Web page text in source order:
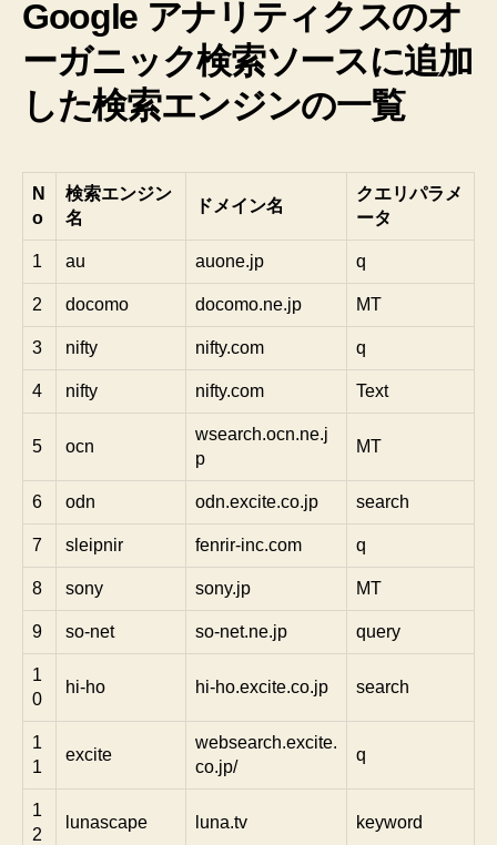
Google アナリティクスのオ
ーガニック検索ソースに追加
した検索エンジンの一覧
N
o
検索エンジン
名
ドメイン名
クエリパラメ
ータ
1 au auone.jp q
2 docomo docomo.ne.jp MT
3 nifty nifty.com q
4 nifty nifty.com Text
5 ocn
wsearch.ocn.ne.j
p
MT
6 odn odn.excite.co.jp search
7 sleipnir fenrir-inc.com q
8 sony sony.jp MT
9 so-net so-net.ne.jp query
1
0
hi-ho hi-ho.excite.co.jp search
1
1
excite
websearch.excite.
co.jp/
q
1
2
lunascape luna.tv keyword